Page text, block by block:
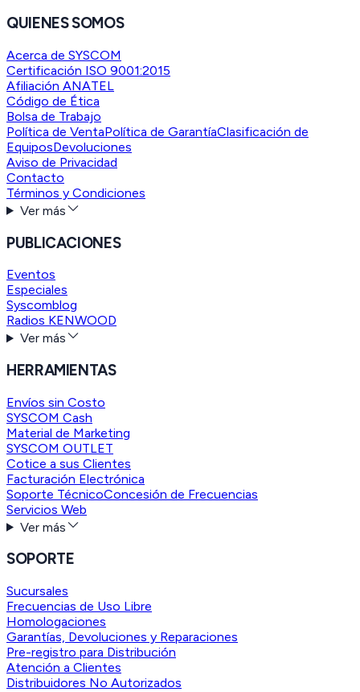
QUIENES SOMOS
Acerca de SYSCOM
Certificación ISO 9001:2015
Afiliación ANATEL
Código de Ética
Bolsa de Trabajo
Política de VentaPolítica de GarantíaClasificación de
EquiposDevoluciones
Aviso de Privacidad
Contacto
Términos y Condiciones
Ver más
PUBLICACIONES
Eventos
Especiales
Syscomblog
Radios KENWOOD
Ver más
HERRAMIENTAS
Envíos sin Costo
SYSCOM Cash
Material de Marketing
SYSCOM OUTLET
Cotice a sus Clientes
Facturación Electrónica
Soporte TécnicoConcesión de Frecuencias
Servicios Web
Ver más
SOPORTE
Sucursales
Frecuencias de Uso Libre
Homologaciones
Garantías, Devoluciones y Reparaciones
Pre-registro para Distribución
Atención a Clientes
Distribuidores No Autorizados